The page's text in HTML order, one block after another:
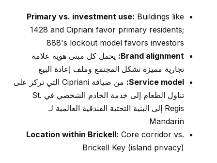
Primary vs. investment use: Buildings like
1428 and Cipriani favor primary residents;
888's lockout model favors investors
Brand alignment: يحمل كل مبنى هوية علامة
تجارية مميزة تشكل المجتمع وملف إعادة البيع
Service model:
من ضيافة Cipriani التي تركز على
تناول الطعام إلى خدمة الخادم الشخصي في St.
Regis إلى البنية التحتية الفندقية العالمية لـ
Mandarin
Location within Brickell: Core corridor vs.
Brickell Key (island privacy)